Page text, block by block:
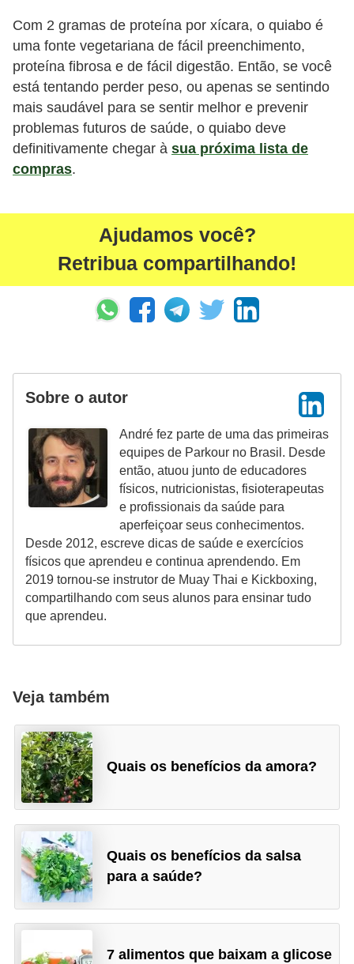
Com 2 gramas de proteína por xícara, o quiabo é
uma fonte vegetariana de fácil preenchimento,
proteína fibrosa e de fácil digestão. Então, se você
está tentando perder peso, ou apenas se sentindo
mais saudável para se sentir melhor e prevenir
problemas futuros de saúde, o quiabo deve
definitivamente chegar à sua próxima lista de
compras.
Ajudamos você?
Retribua compartilhando!
Sobre o autor
André fez parte de uma das primeiras
equipes de Parkour no Brasil. Desde
então, atuou junto de educadores
físicos, nutricionistas, fisioterapeutas
e profissionais da saúde para
aperfeiçoar seus conhecimentos.
Desde 2012, escreve dicas de saúde e exercícios
físicos que aprendeu e continua aprendendo. Em
2019 tornou-se instrutor de Muay Thai e Kickboxing,
compartilhando com seus alunos para ensinar tudo
que aprendeu.
Veja também
Quais os benefícios da amora?
Quais os benefícios da salsa
para a saúde?
7 alimentos que baixam a glicose